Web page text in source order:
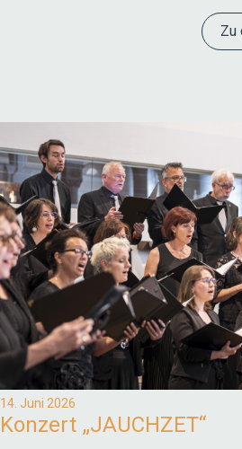
Zu
14. Juni 2026
Konzert „JAUCHZET“